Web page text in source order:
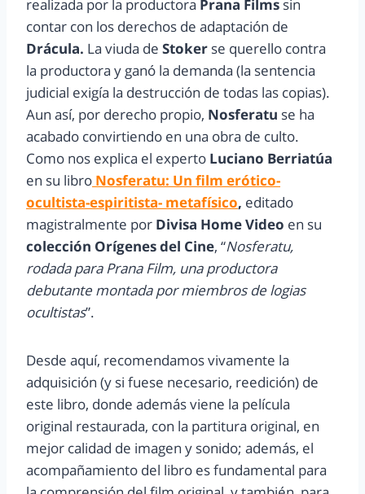
realizada por la productora Prana Films sin
contar con los derechos de adaptación de
Drácula. La viuda de Stoker se querello contra
la productora y ganó la demanda (la sentencia
judicial exigía la destrucción de todas las copias).
Aun así, por derecho propio, Nosferatu se ha
acabado convirtiendo en una obra de culto.
Como nos explica el experto Luciano Berriatúa
en su libro Nosferatu: Un film erótico-
ocultista-espiritista- metafísico, editado
magistralmente por Divisa Home Video en su
colección Orígenes del Cine, “Nosferatu,
rodada para Prana Film, una productora
debutante montada por miembros de logias
ocultistas”.
Desde aquí, recomendamos vivamente la
adquisición (y si fuese necesario, reedición) de
este libro, donde además viene la película
original restaurada, con la partitura original, en
mejor calidad de imagen y sonido; además, el
acompañamiento del libro es fundamental para